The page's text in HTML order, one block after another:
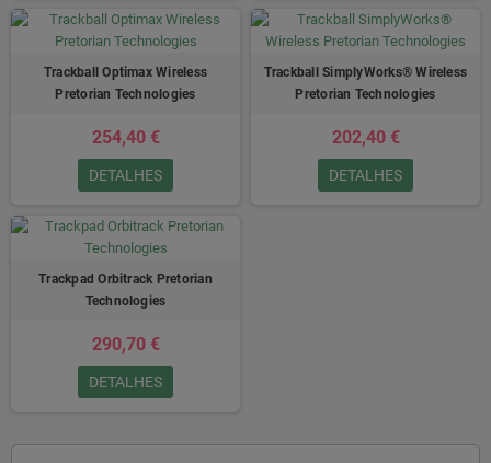
Trackball Optimax Wireless
Pretorian Technologies
254,40 €
DETALHES
Trackball SimplyWorks® Wireless
Pretorian Technologies
202,40 €
DETALHES
Trackpad Orbitrack Pretorian
Technologies
290,70 €
DETALHES